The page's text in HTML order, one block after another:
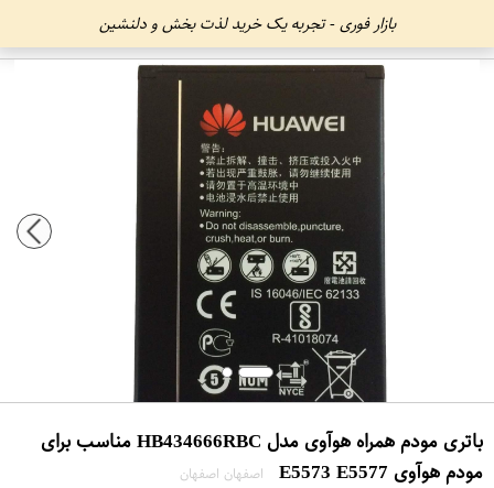
بازار فوری - تجربه یک خرید لذت بخش و دلنشین
باتری مودم همراه هوآوی مدل HB434666RBC مناسب برای
مودم هوآوی E5573 E5577
اصفهان اصفهان